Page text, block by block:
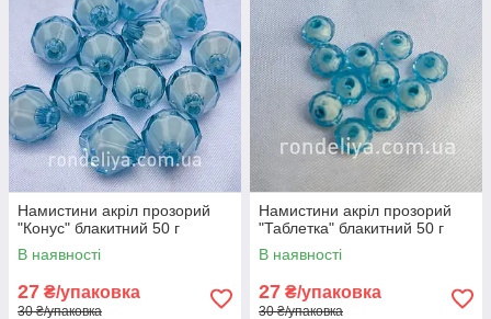
Намистини акріл прозорий
"Конус" блакитний 50 г
В наявності
27 ₴/упаковка
30 ₴/упаковка
Намистини акріл прозорий
"Таблетка" блакитний 50 г
В наявності
27 ₴/упаковка
30 ₴/упаковка